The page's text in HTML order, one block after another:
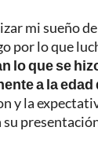
mi sueño
por lo que
lo que se
a la edad
y la